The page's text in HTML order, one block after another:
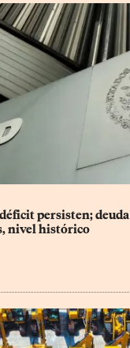
persisten; deuda
nivel histórico